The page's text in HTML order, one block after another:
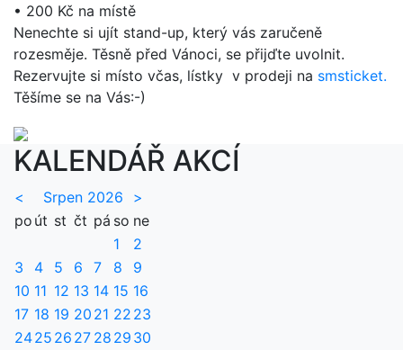
• 200 Kč na místě
Nenechte si ujít stand-up, který vás zaručeně
rozesměje. Těsně před Vánoci, se přijďte uvolnit.
Rezervujte si místo včas, lístky v prodeji na smsticket.
Těšíme se na Vás:-)
KALENDÁŘ AKCÍ
< Srpen 2026
>
po út st čt pá so ne
1
2
3
4 5 6 7 8
9
10 11 12 13 14 15 16
17 18 19 20 21 22 23
2425 26 27 28 29 30